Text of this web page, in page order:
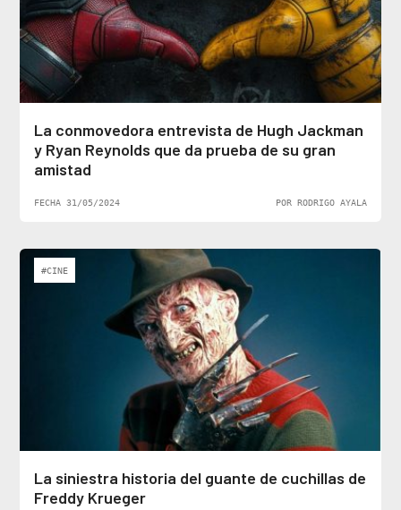
La conmovedora entrevista de Hugh Jackman
y Ryan Reynolds que da prueba de su gran
amistad
FECHA 31/05/2024 POR RODRIGO AYALA
#CINE
La siniestra historia del guante de cuchillas de
Freddy Krueger